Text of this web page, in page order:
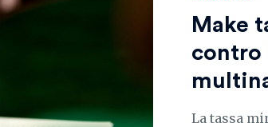
Make
contro
La tassa